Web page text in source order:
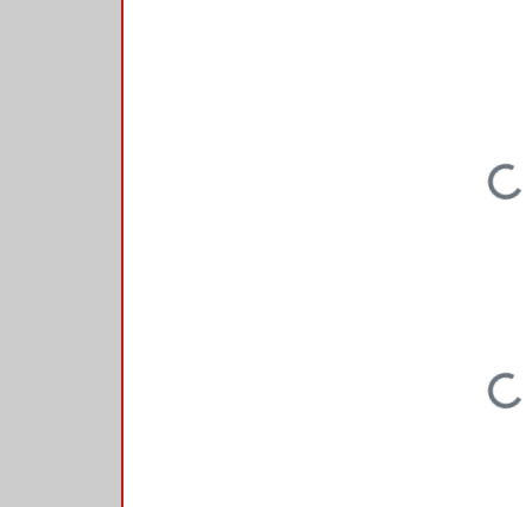
Loading...
Loading...